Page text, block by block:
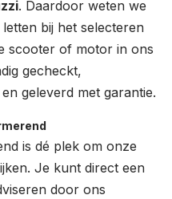
. Daardoor weten we
bij het selecteren
scooter of motor in ons
gecheckt,
geleverd met garantie.
is dé plek om onze
Je kunt direct een
door ons